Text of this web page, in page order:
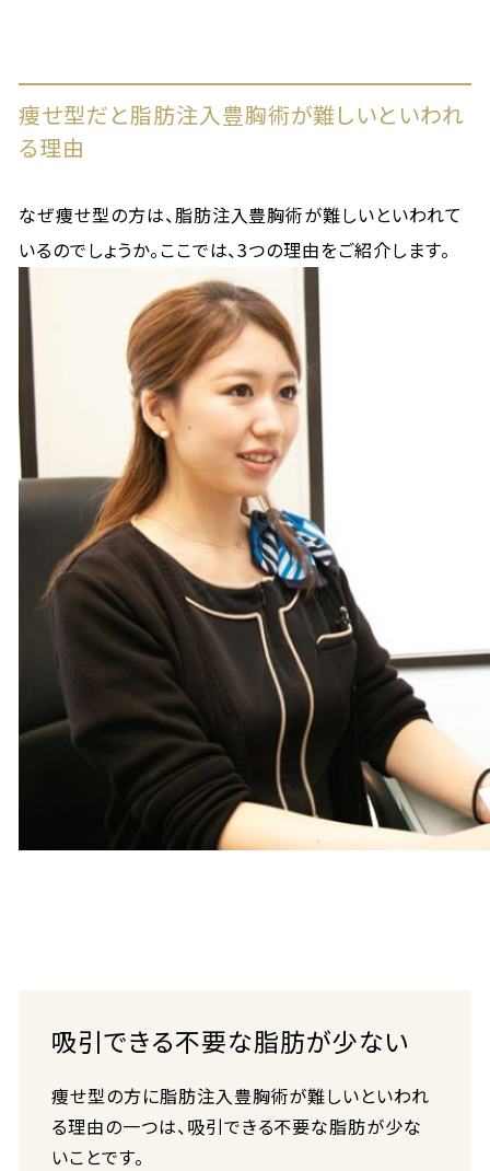
痩せ型だと脂肪注入豊胸術が難しいといわれ
る理由
なぜ痩せ型の方は、脂肪注入豊胸術が難しいといわれて
いるのでしょうか。ここでは、3つの理由をご紹介します。
吸引できる不要な脂肪が少ない
痩せ型の方に脂肪注入豊胸術が難しいといわれ
る理由の一つは、吸引できる不要な脂肪が少な
いことです。